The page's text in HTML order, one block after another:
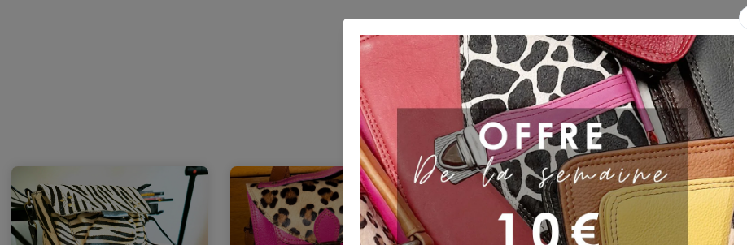
LET CUSTOMERS SPEAK FOR US
from 667 reviews